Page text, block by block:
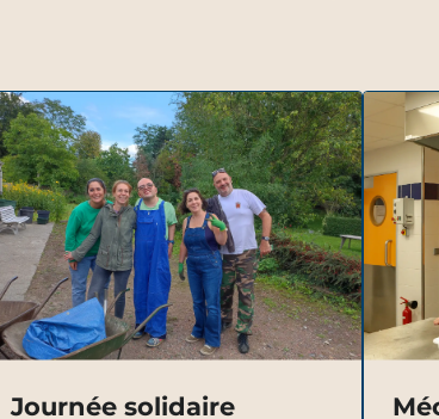
Journée solidaire